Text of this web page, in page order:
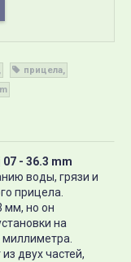
прицела
- 36.3 mm
воды, грязи и
прицела.
мм, но он
на
двух частей,